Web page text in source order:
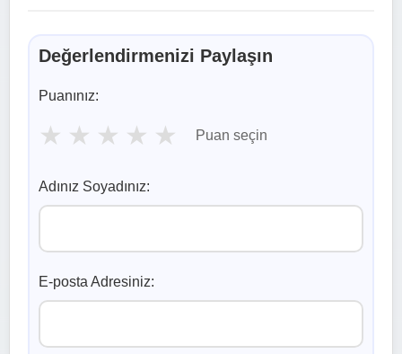
Değerlendirmenizi Paylaşın
Puanınız:
★ ★ ★ ★ ★ Puan seçin
Adınız Soyadınız:
E-posta Adresiniz: